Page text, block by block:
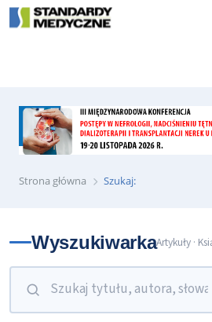
wyślij e-mail
Strona główna Szukaj:
WyszukiwarkaArtykuły ·